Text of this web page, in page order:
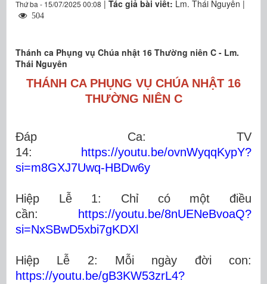
Thứ ba - 15/07/2025 00:08 | Tác giả bài viết: Lm. Thái Nguyên |
504
Thánh ca Phụng vụ Chúa nhật 16 Thường niên C - Lm.
Thái Nguyên
THÁNH CA PHỤNG VỤ CHÚA NHẬT 16
THƯỜNG NIÊN C
Đáp Ca: TV
14:
https://youtu.be/ovnWyqqKypY?
si=m8GXJ7Uwq-HBDw6y
Hiệp Lễ 1: Chỉ có một điều
cần:
https://youtu.be/8nUENeBvoaQ?
si=NxSBwD5xbi7gKDXl
Hiệp Lễ 2: Mỗi ngày đời con:
https://youtu.be/gB3KW53zrL4?